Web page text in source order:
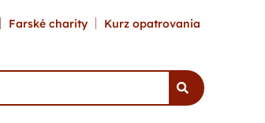
Farské charity Kurz opatrovania